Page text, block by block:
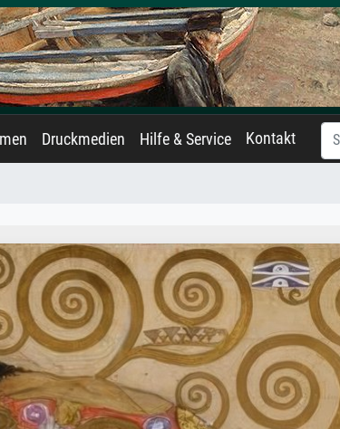
Druckmedien Hilfe & Service Kontakt